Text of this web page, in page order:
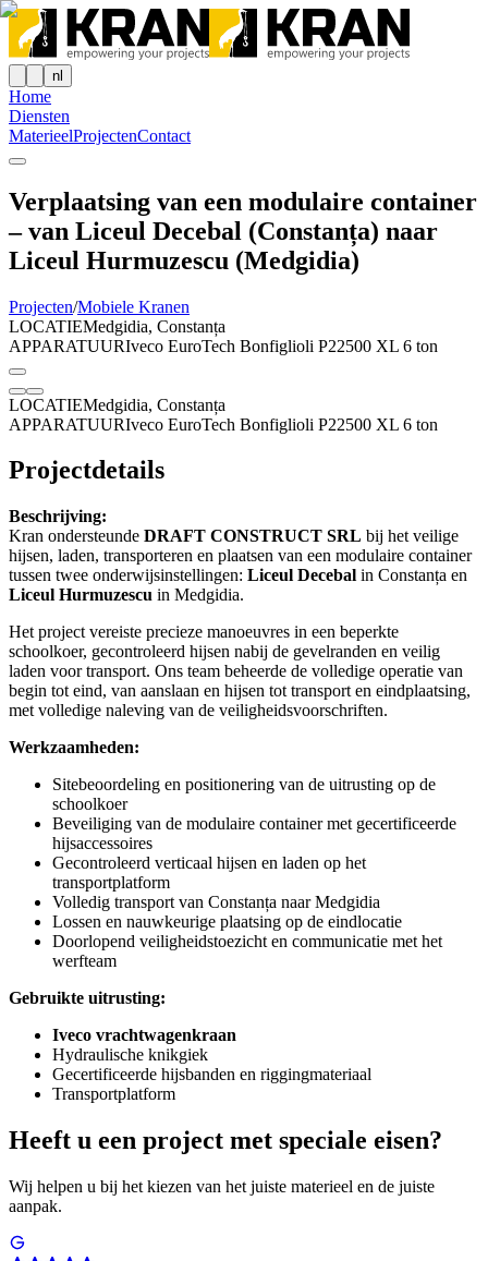
nl
Home
Diensten
MaterieelProjectenContact
Verplaatsing van een modulaire container
– van Liceul Decebal (Constanța) naar
Liceul Hurmuzescu (Medgidia)
Projecten/Mobiele Kranen
LOCATIEMedgidia, Constanța
APPARATUURIveco EuroTech Bonfiglioli P22500 XL 6 ton
LOCATIEMedgidia, Constanța
APPARATUURIveco EuroTech Bonfiglioli P22500 XL 6 ton
Projectdetails
Beschrijving:
Kran ondersteunde DRAFT CONSTRUCT SRL bij het veilige
hijsen, laden, transporteren en plaatsen van een modulaire container
tussen twee onderwijsinstellingen: Liceul Decebal in Constanța en
Liceul Hurmuzescu in Medgidia.
Het project vereiste precieze manoeuvres in een beperkte
schoolkoer, gecontroleerd hijsen nabij de gevelranden en veilig
laden voor transport. Ons team beheerde de volledige operatie van
begin tot eind, van aanslaan en hijsen tot transport en eindplaatsing,
met volledige naleving van de veiligheidsvoorschriften.
Werkzaamheden:
Sitebeoordeling en positionering van de uitrusting op de
schoolkoer
Beveiliging van de modulaire container met gecertificeerde
hijsaccessoires
Gecontroleerd verticaal hijsen en laden op het
transportplatform
Volledig transport van Constanța naar Medgidia
Lossen en nauwkeurige plaatsing op de eindlocatie
Doorlopend veiligheidstoezicht en communicatie met het
werfteam
Gebruikte uitrusting:
Iveco vrachtwagenkraan
Hydraulische knikgiek
Gecertificeerde hijsbanden en riggingmateriaal
Transportplatform
Heeft u een project met speciale eisen?
Wij helpen u bij het kiezen van het juiste materieel en de juiste
aanpak.